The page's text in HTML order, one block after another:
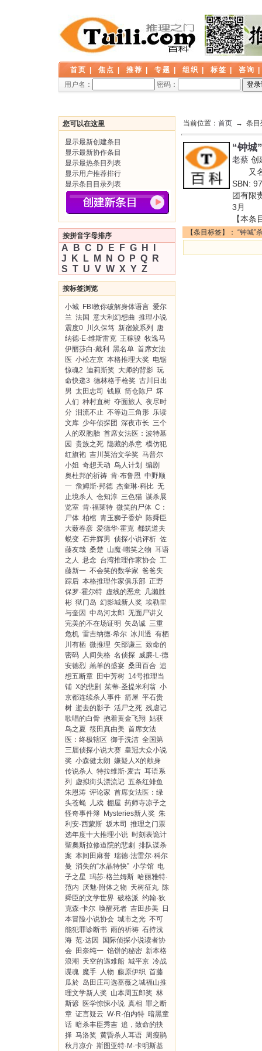
首页 焦点 推荐 专题 组织 标签 咨询
用户名：
密码：
您可以在这里
显示最新创建条目
显示最新协作条目
显示最热条目列表
显示用户推荐排行
显示条目目录列表
按拼音字母排序
A B C D E F G H
J
K L M N O P Q
R
S T U V W X Y Z
按标签浏览
小城 FBI教你破解身体语言 爱尔
兰 法国 意大利幻想曲 推理小说
震度0 川久保笃 新宿鲛系列
唐
纳德·E·维斯雷克 王稼骏 牧逸马
伊丽莎白·戴利
黑名单 首席女法
医 小松左京 本格推理大奖 电锯
惊魂2 迪莉斯奖 大师的背影 玩
命快递3 德林格手枪奖 古川日出
男 太田忠司 钱原 筒仓陈尸 坏
人们 种村直树 夺面旅人 夜尽时
分 泪流不止 不等边三角形 乐读
文库 少年侦探团 深夜市长 三个
人的双胞胎 首席女法医：波特墓
园 贵族之死 隐藏的杀意 模仿犯
红旗袍 吉川英治文学奖 马普尔
小姐 奇想天动 鸟人计划
编剧
奥杜邦的祈祷 肯·布鲁恩 中野顺
一 詹姆斯·邦德 杰奎琳·科比 无
止境杀人 仓知淳 三色猫 谋杀展
览室 肯·福莱特 微笑的尸体 C：
尸体 柏棺 青玉狮子香炉 陈舜臣
大薮春彦 爱德华·霍克 都筑道夫
蜕变 石井辉男 侦探小说评析 佐
藤友哉 桑楚 山魔·嗤笑之物 耳语
之人 悬念 台湾推理作家协会 工
藤新一 不会笑的数学家 爸爸失
踪后 本格推理作家俱乐部 正野
保罗·霍尔特 虚线的恶意 几濑胜
彬 狱门岛 幻影城新人奖 埃勒里
与奎因 中岛河太郎 无面尸讲义
完美的不在场证明
矢岛诚 三重
危机 雷吉纳德·希尔 冰川透 有栖
川有栖 微推理 矢部谦三 致命的
密码 人间失格 名侦探 威廉·L·德
安德烈 羔羊的盛宴 桑田百合 追
想五断章 田中芳树 14号推理当
铺 X的悲剧 茱蒂·圣提米利翁 小
京都连续杀人事件 箭屋 平石贵
树 逝去的影子 活尸之死 残虐记
歌唱的白骨 抱着黄金飞翔 姑获
鸟之夏 筱田真由美 首席女法
医：终极辖区 御手洗洁 全国第
三届侦探小说大赛 皇冠大众小说
奖 小森健太朗 嫌疑人X的献身
传说杀人 特拉维斯·麦吉 耳语系
列
虚拟街头漂流记 五条红鲱鱼
朱恩涛 评论家 首席女法医：绿
头苍蝇 儿戏 棚屋 药师寺凉子之
怪奇事件簿 Mysteries新人奖 朱
利安·西蒙斯 坂木司
推理之门票
选年度十大推理小说 时刻表诡计
聖奧斯拉修道院的悲劇 排队谋杀
案 本间田麻誉 瑞德·法雷尔·科尔
曼 消失的“水晶特快” 小学馆 电
子之星 玛莎·格兰姆斯 哈丽雅特·
范内 厌魅·附体之物 天树征丸 陈
舜臣的文学世界 破格派 约翰·狄
克森·卡尔 唤醒死者 吉田步美 日
本冒险小说协会 城市之光 不可
能犯罪诊断书 雨的祈祷 石持浅
海 范·达因
国际侦探小说读者协
会 田奈纯一 馅饼的秘密 新本格
浪潮 天空的遇难船 城平京 冷战
谍魂 魔手 人物 藤原伊织 首藤
瓜於 岛田庄司选蔷薇之城福山推
理文学新人奖 山本周五郎奖 林
斯谚 医学惊悚小说 真相 罪之断
章 证言疑云 W·R·伯内特 暗黑童
话 暗杀丰臣秀吉 追，致命的抉
择 马洛奖 黄昏杀人耳语 周瘦鹃
秋月凉介 斯图亚特·M·卡明斯基
当前位置： 首页 → 条目
“钟城
老蔡 创
又名
SBN:
团有
3月 第
【本条
【条目标签】： “钟城”